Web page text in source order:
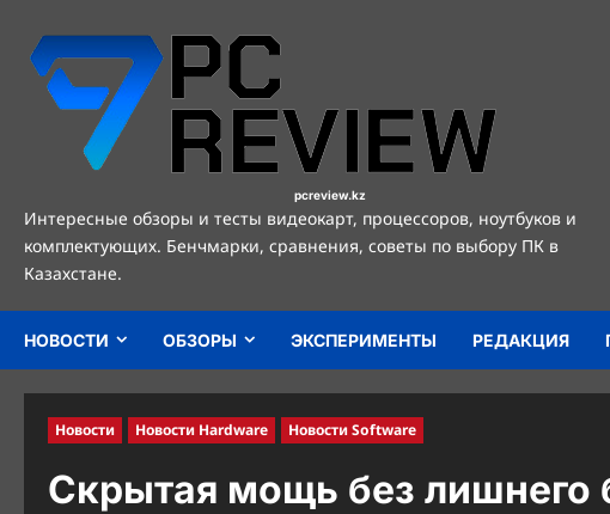
содержимому
pcreview.kz
Интересные обзоры и тесты видеокарт, процессоров, ноутбуков и
комплектующих. Бенчмарки, сравнения, советы по выбору ПК в
Казахстане.
НОВОСТИ ОБЗОРЫ ЭКСПЕРИМЕНТЫ РЕДАКЦИЯ
Новости Новости Hardware Новости Software
Скрытая мощь без лишнего